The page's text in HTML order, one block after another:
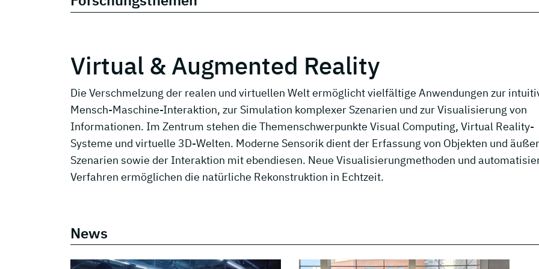
Virtual & Augmented Reality
Die Verschmelzung der realen und virtuellen Welt ermöglicht vielfältige Anwendungen zur
Mensch-Maschine-Interaktion, zur Simulation komplexer Szenarien und zur Visualisierung von
Informationen. Im Zentrum stehen die Themenschwerpunkte Visual Computing, Virtual Reality-
Systeme und virtuelle 3D-Welten. Moderne Sensorik dient der Erfassung von Objekten und
Szenarien sowie der Interaktion mit ebendiesen. Neue Visualisierungmethoden und
Verfahren ermöglichen die natürliche Rekonstruktion in Echtzeit.
News